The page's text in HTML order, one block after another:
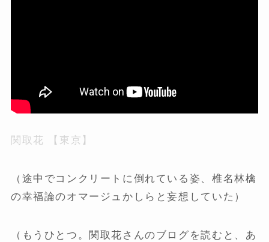
関取花 【東京】
（途中でコンクリートに倒れている姿、椎名林檎
の幸福論のオマージュかしらと妄想していた）
（もうひとつ。関取花さんのブログを読むと、あ